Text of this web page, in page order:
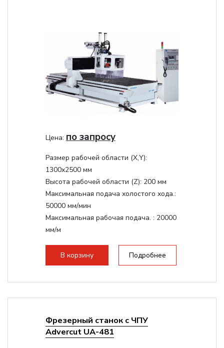
Цена: по запросу
Размер рабочей области (Х,Y):
1300x2500 мм
Высота рабочей области (Z): 200 мм
Максимальная подача холостого хода.:
50000 мм/мин
Максимальная рабочая подача. : 20000
мм/м
стандартно:Вакуумный стол
Цанговый патрон:ER32
В корзину Подробнее
Фрезерный станок с ЧПУ
Advercut UA-481